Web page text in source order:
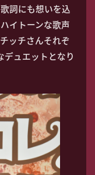
詞にも想いを込
イトーンな歌声
ッチさんそれぞ
デュエットとなり